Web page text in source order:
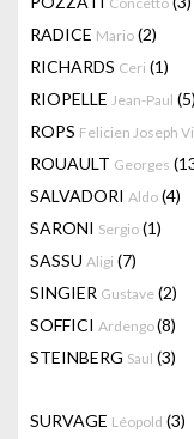
RADICE Mario (2)
RICHARDS Ceri (1)
RIOPELLE Jean-Paul (5)
ROPS Felicien Joseph
ROUAULT Georges
SALVADORI Aldo (4)
SARONI Sergio (1)
SASSU Aligi (7)
SINGIER Gustave (2)
SOFFICI Ardengo(8)
STEINBERG Saul (3)
SURVAGE Léopold (3)